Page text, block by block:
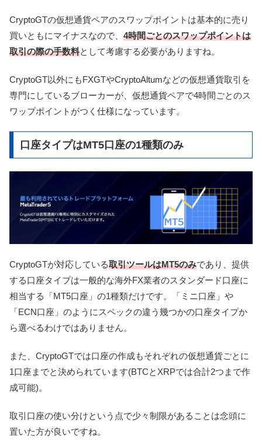
CryptoGTの仮想通貨ペアのスワップポイントは基本的に売り
買いともにマイナスなので、 4時間ごとのスワップポイントは
取引の際の手数料として考慮する必要がありますね。
CryptoGT以外にもFXGTやCryptoAltumなどの仮想通貨取引を
専門にしているブローカーが、仮想通貨ペアで4時間ごとのス
ワップポイントがつく仕様になっています。
口座タイプはMT5口座の1種類のみ
CryptoGTが対応している取引ツールはMT5のみであり、提供
する口座タイプは一般的な海外FX業者のスタンダード口座に
相当する「MT5口座」の1種類だけです。「ミニ口座」や
「ECN口座」のようにスペックの違う幾つかの口座タイプか
ら選べるわけではありません。
また、CryptoGTでは口座の作成もそれぞれの仮想通貨ごとに
1口座までと決められています(BTCとXRPでは合計2つまで作
成可能)。
取引口座の使い分けという点で少々制限があることは念頭に
置いた方が良いですね。